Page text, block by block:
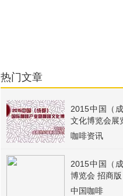
热门文章
2015中国（
文化博览会展
咖啡资讯
2015中国（
博览会 招商版
中国咖啡